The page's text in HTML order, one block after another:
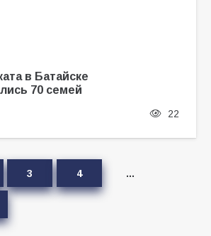
в Батайске
70 семей
22
3 4 …